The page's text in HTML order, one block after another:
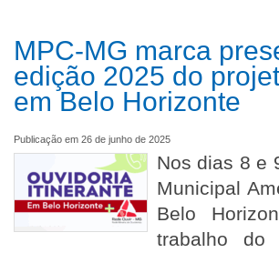
MPC-MG marca
edição 2025 do
em Belo Horizonte
Publicação em 26 de junho de 2025
Nos dias 8 e
Municipal
Belo
trabalho do